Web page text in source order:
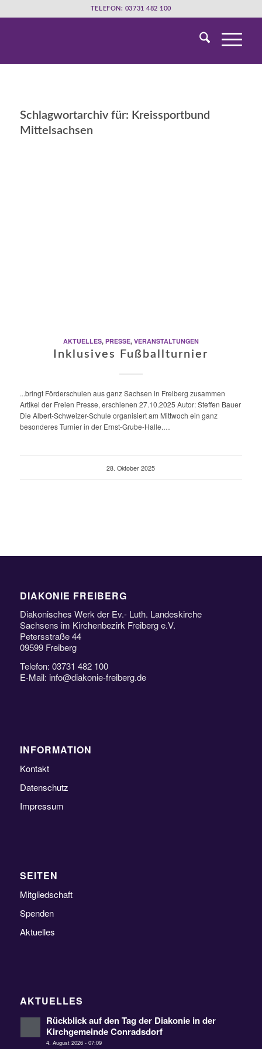
TELEFON: 03731 482 100
Schlagwortarchiv für: Kreissportbund
Mittelsachsen
AKTUELLES, PRESSE, VERANSTALTUNGEN
Inklusives Fußballturnier
...bringt Förderschulen aus ganz Sachsen in Freiberg zusammen
Artikel der Freien Presse, erschienen 27.10.2025 Autor: Steffen Bauer
Die Albert-Schweizer-Schule organisiert am Mittwoch ein ganz
besonderes Turnier in der Ernst-Grube-Halle.…
28. Oktober 2025
DIAKONIE FREIBERG
Diakonisches Werk der Ev.- Luth. Landeskirche
Sachsens im Kirchenbezirk Freiberg e.V.
Petersstraße 44
09599 Freiberg
Telefon: 03731 482 100
E-Mail: info@diakonie-freiberg.de
INFORMATION
Kontakt
Datenschutz
Impressum
SEITEN
Mitgliedschaft
Spenden
Aktuelles
AKTUELLES
Rückblick auf den Tag der Diakonie in der
Kirchgemeinde Conradsdorf
4. August 2026 - 07:09